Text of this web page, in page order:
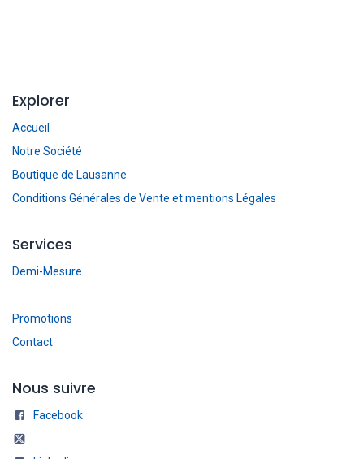
Explorer
Accueil
Notre Société
Boutique de Lausanne
Conditions Générales de Vente et mentions Légales
Services
Demi-Mesure
Promotions
Contact
Nous suivre
Facebook